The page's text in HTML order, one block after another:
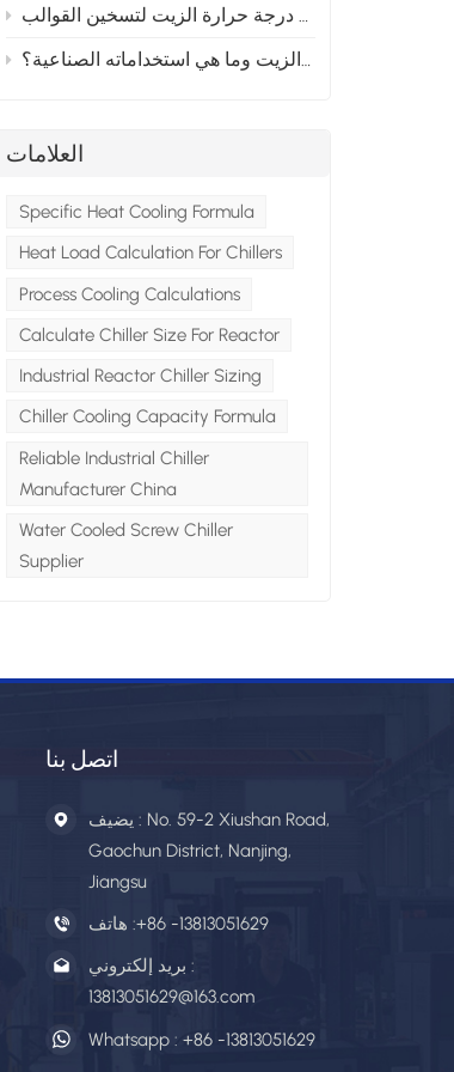
مزايا استخدام أجهزة التحكم في درجة حرارة الزيت لتسخين القوالب
ما هو جهاز التحكم بدرجة حرارة الزيت وما هي استخداماته الصناعية؟
العلامات
Specific Heat Cooling Formula
Heat Load Calculation For Chillers
Process Cooling Calculations
Calculate Chiller Size For Reactor
Industrial Reactor Chiller Sizing
Chiller Cooling Capacity Formula
Reliable Industrial Chiller
Manufacturer China
Water Cooled Screw Chiller
Supplier
اتصل بنا
يضيف : No. 59-2 Xiushan Road,
Gaochun District, Nanjing,
Jiangsu
هاتف :+86 -13813051629
بريد إلكتروني :
13813051629@163.com
Whatsapp : +86 -13813051629